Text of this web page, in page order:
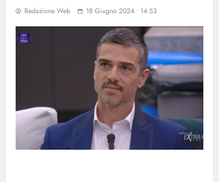
Redazione Web 18 Giugno 2024 • 14:53